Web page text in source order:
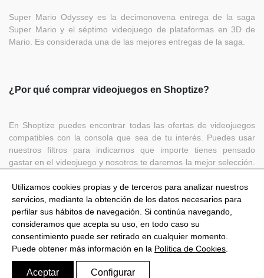
Super Mario Odyssey es la decimonovena entrega de la saga
Super Mario y el séptimo videojuego de plataformas en 3D de
Mario. Es considerada una de las mejores entregas de la saga.
¿Por qué comprar videojuegos en Shoptize?
En Shoptize puedes encontrar todas las ofertas de videojuegos
compatibles con la consola que sea de tu interés. Puedes usar
nuestros filtros para indicarnos que importe tienes pensado
gastar en el videojuego y nosotros te daremos la mejor selección.
¿A qué esperas?
Política de privacidad
Aviso Legal
Utilizamos cookies propias y de terceros para analizar nuestros
servicios, mediante la obtención de los datos necesarios para
perfilar sus hábitos de navegación. Si continúa navegando,
consideramos que acepta su uso, en todo caso su
consentimiento puede ser retirado en cualquier momento.
Puede obtener más información en la Política de Cookies
Aceptar Configurar